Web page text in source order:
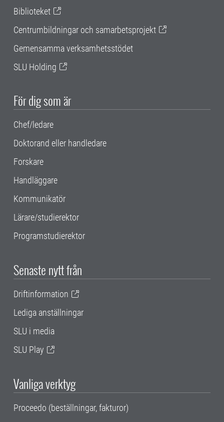
Biblioteket
Centrumbildningar och samarbetsprojekt
Gemensamma verksamhetsstödet
SLU Holding
För dig som är
Chef/ledare
Doktorand eller handledare
Forskare
Handläggare
Kommunikatör
Lärare/studierektor
Programstudierektor
Senaste nytt från
Driftinformation
Lediga anställningar
SLU i media
SLU Play
Vanliga verktyg
Proceedo (beställningar, fakturor)